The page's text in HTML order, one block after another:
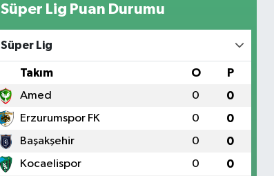
Süper Lig Puan Durumu
Süper Lig
Takım O P
Amed 0 0
Erzurumspor FK 0 0
Başakşehir 0 0
Kocaelispor 0 0